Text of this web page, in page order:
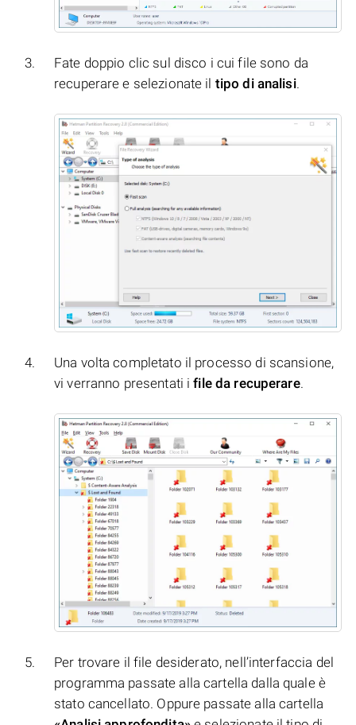
Fate doppio clic sul disco i cui file sono da
recuperare e selezionate il tipo di analisi.
Una volta completato il processo di scansione,
vi verranno presentati ifile da recuperare.
Per trovare il file desiderato, nell’interfaccia del
programma passate alla cartella dalla quale è
stato cancellato. Oppure passate alla cartella